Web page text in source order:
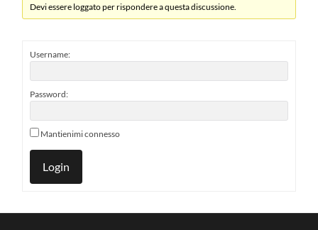
Devi essere loggato per rispondere a questa discussione.
Username:
Password:
Mantienimi connesso
Login